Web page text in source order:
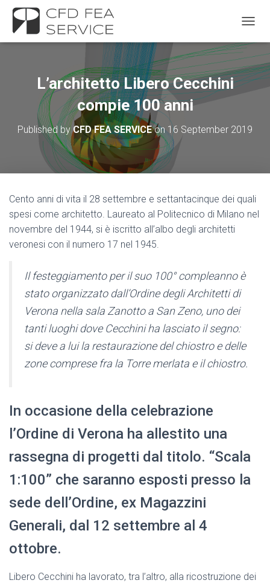
L’architetto Libero Cecchini
compie 100 anni
Published byCFD FEA SERVICEon16 September 2019
Cento anni di vita il 28 settembre e settantacinque dei quali
spesi come architetto. Laureato al Politecnico di Milano nel
novembre del 1944, si è iscritto all’albo degli architetti
veronesi con il numero 17 nel 1945.
Il festeggiamento per il suo 100° compleanno è
stato organizzato dall’Ordine degli Architetti di
Verona nella sala Zanotto a San Zeno, uno dei
tanti luoghi dove Cecchini ha lasciato il segno:
si deve a lui la restaurazione del chiostro e delle
zone comprese fra la Torre merlata e il chiostro.
In occasione della celebrazione
l’Ordine di Verona ha allestito una
rassegna di progetti dal titolo. “Scala
1:100” che saranno esposti presso la
sede dell’Ordine, ex Magazzini
Generali, dal 12 settembre al 4
ottobre.
Libero Cecchini ha lavorato, tra l’altro, alla ricostruzione dei